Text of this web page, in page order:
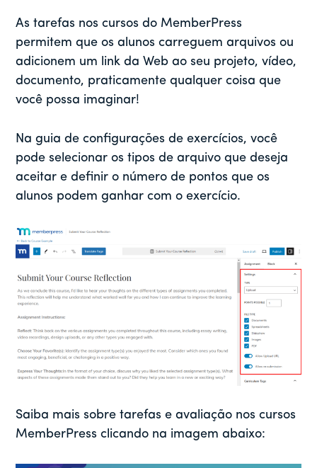
As tarefas nos cursos do MemberPress
permitem que os alunos carreguem arquivos ou
adicionem um link da Web ao seu projeto, vídeo,
documento, praticamente qualquer coisa que
você possa imaginar!
Na guia de configurações de exercícios, você
pode selecionar os tipos de arquivo que deseja
aceitar e definir o número de pontos que os
alunos podem ganhar com o exercício.
Saiba mais sobre tarefas e avaliação nos cursos
MemberPress clicando na imagem abaixo: